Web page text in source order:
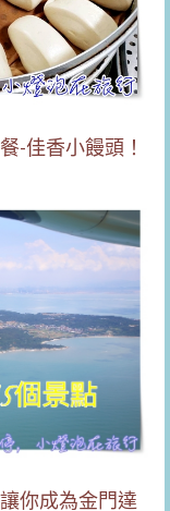
-佳香小饅頭！
你成為金門達